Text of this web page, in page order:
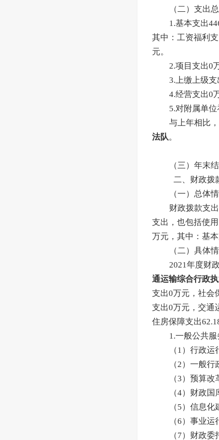
（二）支出
1.基本支出
其中：工资福利
元。
2.项目支出0
3.上缴上级
4.经营支出0
5.对附属单
与上年相比
法队。
（三）年末
二、财政拨
（一）总体
财政拨款支
支出，也包括使
万元，其中：基
（二）具体
2021年度财
通运输综合行政
支出0万元，社会
支出0万元，交通
住房保障支出
1.一般公共
（1）行政
（2）一般
（3）预算
（4）财政
（5）信息
（6）事业
（7）财政